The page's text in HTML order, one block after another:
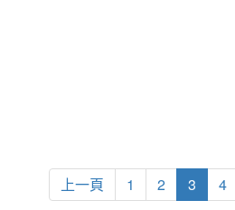
上一頁 1 2 3 4